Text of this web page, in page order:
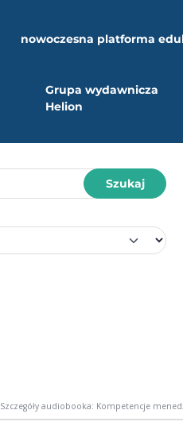
nowoczesna platforma
Grupa wydawnicza
Helion
Szukaj
Szczegóły audiobooka: Kompetencje